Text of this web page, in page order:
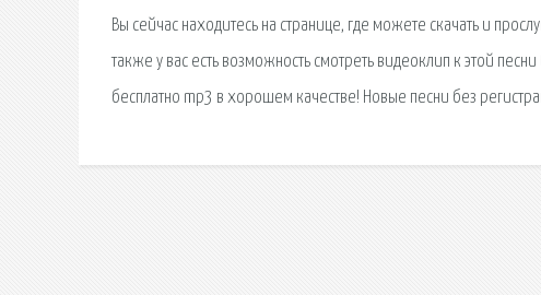
Вы сейчас находитесь на странице, где можете скачать и
также у вас есть возможность смотреть видеоклип к этой
бесплатно mp3 в хорошем качестве! Новые песни без